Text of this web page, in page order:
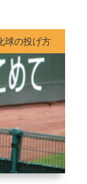
球の投げ方